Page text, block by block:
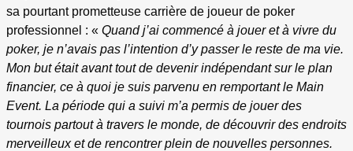
sa pourtant prometteuse carrière de joueur de poker
professionnel : « Quand j’ai commencé à jouer et à vivre du
poker, je n’avais pas l’intention d’y passer le reste de ma vie.
Mon but était avant tout de devenir indépendant sur le plan
financier, ce à quoi je suis parvenu en remportant le Main
Event. La période qui a suivi m’a permis de jouer des
tournois partout à travers le monde, de découvrir des endroits
merveilleux et de rencontrer plein de nouvelles personnes.